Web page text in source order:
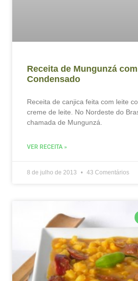
Receita de Mungunzá
Condensado
Receita de canjica feita com leite
creme de leite. No Nordeste do
chamada de Mungunzá.
VER RECEITA »
8 de julho de 2013 43 Comentários